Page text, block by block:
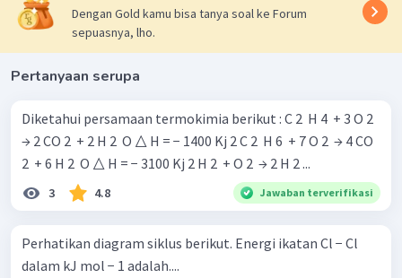
Dengan Gold kamu bisa tanya soal ke Forum
sepuasnya, lho.
Pertanyaan serupa
Diketahui persamaan termokimia berikut : C 2 ​ H 4 ​ + 3 O 2 ​
→ 2 CO 2 ​ + 2 H 2 ​ O △ H = − 1400 Kj 2 C 2 ​ H 6 ​ + 7 O 2 ​ → 4 CO
2 ​ + 6 H 2 ​ O △ H = − 3100 Kj 2 H 2 ​ + O 2 ​ → 2 H 2 ​...
3 4.8 Jawaban terverifikasi
Perhatikan diagram siklus berikut. Energi ikatan Cl − Cl
dalam kJ mol − 1 adalah....